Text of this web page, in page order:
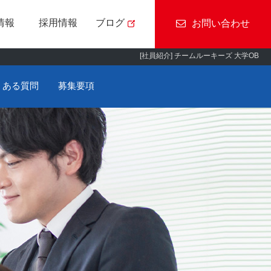
スマートフォン
RayBrid/動画切抜き
ド
報
アクセス
採用情報
障がい者採用
ブログ お問い合わせ
[社員紹介] チームルーキーズ 大学OB
の基礎知識 エム・ソフトの風景
ある質問 募集要項